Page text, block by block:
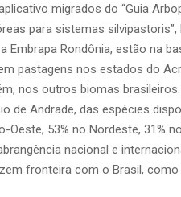
migrados do “Guia
para sistemas
Embrapa Rondônia, estão na
pastagens nos estados do
nos outros biomas
de Andrade, das espécies
Oeste, 53% no Nordeste, 31%
nacional e
fronteira com o Brasil, como